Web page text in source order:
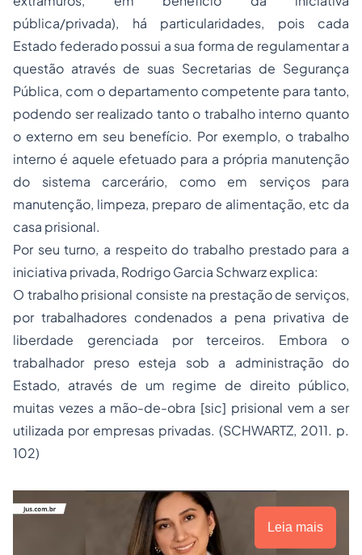
pública/privada), há particularidades, pois cada
Estado federado possui a sua forma de regulamentar a
questão através de suas Secretarias de Segurança
Pública, com o departamento competente para tanto,
podendo ser realizado tanto o trabalho interno quanto
o externo em seu benefício. Por exemplo, o trabalho
interno é aquele efetuado para a própria manutenção
do sistema carcerário, como em serviços para
manutenção, limpeza, preparo de alimentação, etc da
casa prisional.
Por seu turno, a respeito do trabalho prestado para a
iniciativa privada, Rodrigo Garcia Schwarz explica:
O trabalho prisional consiste na prestação de serviços,
por trabalhadores condenados a pena privativa de
liberdade gerenciada por terceiros. Embora o
trabalhador preso esteja sob a administração do
Estado, através de um regime de direito público,
muitas vezes a mão-de-obra [sic] prisional vem a ser
utilizada por empresas privadas. (SCHWARTZ, 2011. p.
102)
Leia mais